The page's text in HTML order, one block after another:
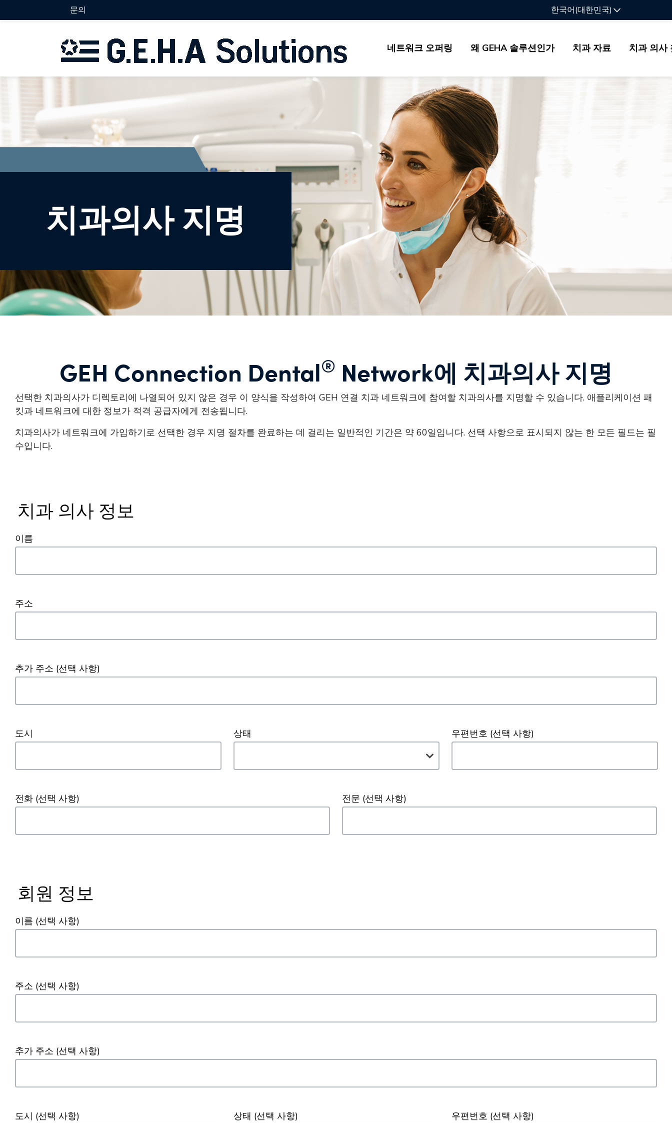
문의 한국어(대한민국)
네트워크 오퍼링 왜 GEHA 솔루션인가 치과 자료 치과 의사
치과의사 지명
GEH Connection Dental® Network에 치과의사 지명
선택한 치과의사가 디렉토리에 나열되어 있지 않은 경우 이 양식을 작성하여 GEH 연결 치과 네트워크에 참여할 치과의사를 지명할 수 있습니다. 애플리케이션 패
킷과 네트워크에 대한 정보가 적격 공급자에게 전송됩니다.
치과의사가 네트워크에 가입하기로 선택한 경우 지명 절차를 완료하는 데 걸리는 일반적인 기간은 약 60일입니다. 선택 사항으로 표시되지 않는 한 모든 필드는 필
수입니다.
치과 의사 정보
이름
주소
추가 주소 (선택 사항)
도시 상태 우편번호 (선택 사항)
전화 (선택 사항) 전문 (선택 사항)
회원 정보
이름 (선택 사항)
주소 (선택 사항)
추가 주소 (선택 사항)
도시 (선택 사항) 상태 (선택 사항) 우편번호 (선택 사항)